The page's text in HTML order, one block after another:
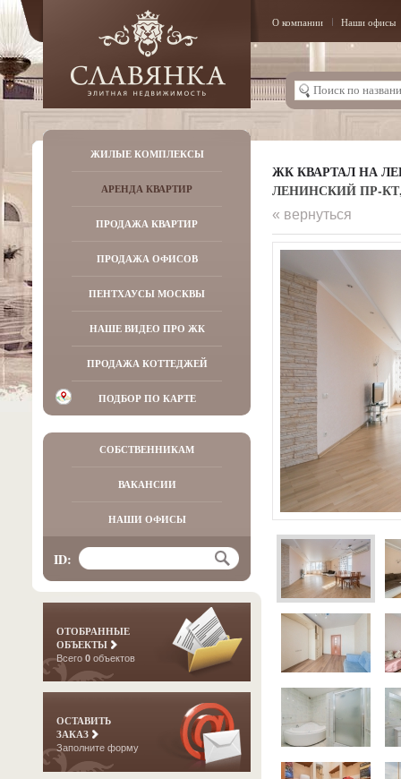
О компании Наши офисы
ЖИЛЫЕ КОМПЛЕКСЫ
АРЕНДА КВАРТИР
ПРОДАЖА КВАРТИР
ПРОДАЖА ОФИСОВ
ПЕНТХАУСЫ МОСКВЫ
НАШЕ ВИДЕО ПРО ЖК
ПРОДАЖА КОТТЕДЖЕЙ
ПОДБОР ПО КАРТЕ
СОБСТВЕННИКАМ
ВАКАНСИИ
НАШИ ОФИСЫ
ID:
ОТОБРАННЫЕ
ОБЪЕКТЫ
Всего 0 объектов
ОСТАВИТЬ
ЗАКАЗ
Заполните форму
ЖК КВАРТАЛ НА
ЛЕНИНСКИЙ ПР-КТ,
« вернуться